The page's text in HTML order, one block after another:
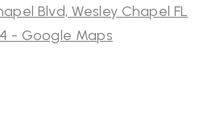
Blvd, Wesley Chapel FL
- Google Maps